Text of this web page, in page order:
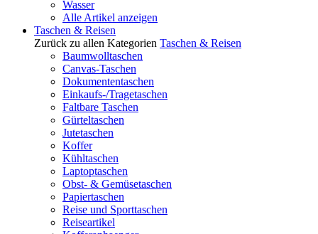
Wasser
Alle Artikel anzeigen
Taschen & Reisen
Zurück zu allen Kategorien Taschen & Reisen
Baumwolltaschen
Canvas-Taschen
Dokumententaschen
Einkaufs-/Tragetaschen
Faltbare Taschen
Gürteltaschen
Jutetaschen
Koffer
Kühltaschen
Laptoptaschen
Obst- & Gemüsetaschen
Papiertaschen
Reise und Sporttaschen
Reiseartikel